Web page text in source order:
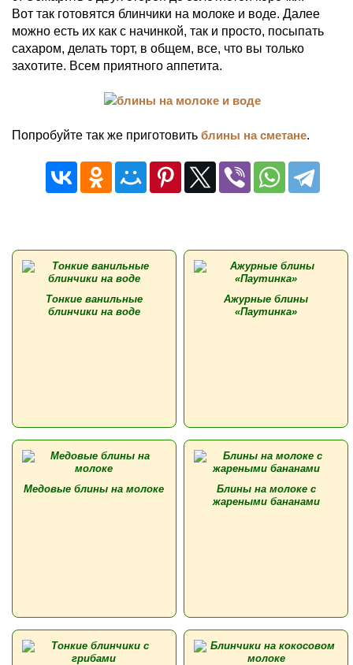
Вот так готовятся блинчики на молоке и воде. Далее
можно есть их как с начинкой, так и просто, посыпать
сахаром, делать торт, в общем, все, что вы только
захотите. Всем приятного аппетита.
Попробуйте так же приготовить блины на сметане.
Тонкие ванильные
блинчики на воде
Ажурные блины
«Паутинка»
Медовые блины на молоке
Блины на молоке с
жареными бананами